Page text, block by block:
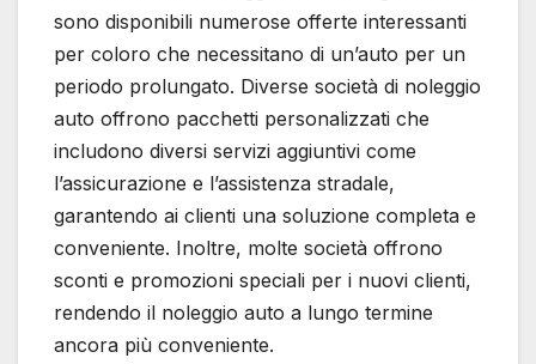
sono disponibili numerose offerte interessanti
per coloro che necessitano di un’auto per un
periodo prolungato. Diverse società di noleggio
auto offrono pacchetti personalizzati che
includono diversi servizi aggiuntivi come
l’assicurazione e l’assistenza stradale,
garantendo ai clienti una soluzione completa e
conveniente. Inoltre, molte società offrono
sconti e promozioni speciali per i nuovi clienti,
rendendo il noleggio auto a lungo termine
ancora più conveniente.